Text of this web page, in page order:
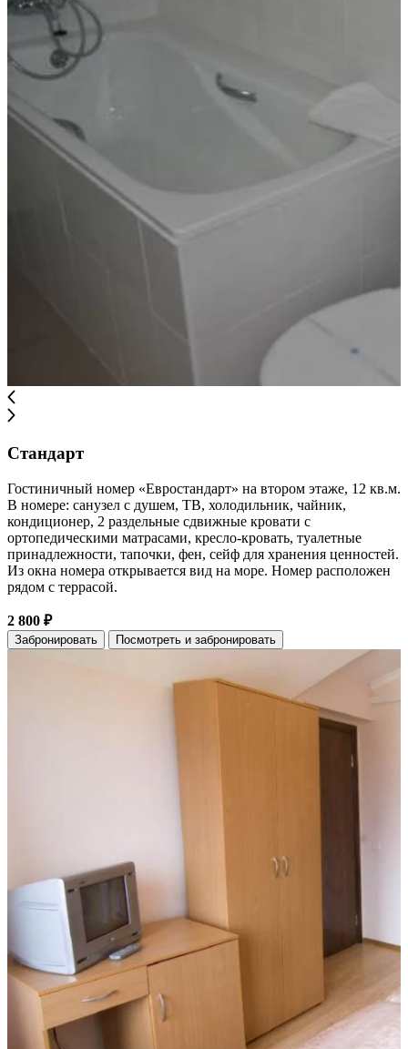
Стандарт
Гостиничный номер «Евростандарт» на втором этаже, 12 кв.м.
В номере: санузел с душем, ТВ, холодильник, чайник,
кондиционер, 2 раздельные сдвижные кровати с
ортопедическими матрасами, кресло-кровать, туалетные
принадлежности, тапочки, фен, сейф для хранения ценностей.
Из окна номера открывается вид на море. Номер расположен
рядом с террасой.
2 800 ₽
Забронировать Посмотреть и забронировать